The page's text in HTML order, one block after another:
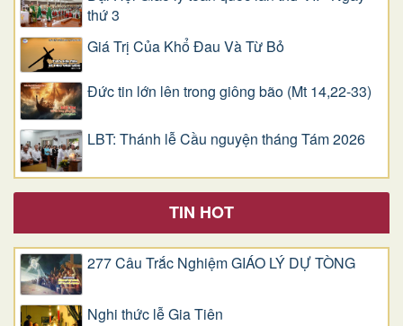
thứ 3
Giá Trị Của Khổ Ðau Và Từ Bỏ
Đức tin lớn lên trong giông bão (Mt 14,22-33)
LBT: Thánh lễ Cầu nguyện tháng Tám 2026
TIN HOT
277 Câu Trắc Nghiệm GIÁO LÝ DỰ TÒNG
Nghi thức lễ Gia Tiên